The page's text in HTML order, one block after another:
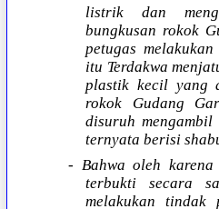
listrik dan
bungkusan rokok
petugas
itu Terdakwa
plastik kecil yang
rokok Gudang
disuruh mengambil
ternyata berisi
- Bahwa oleh karena
terbukti secara
melakukan tindak